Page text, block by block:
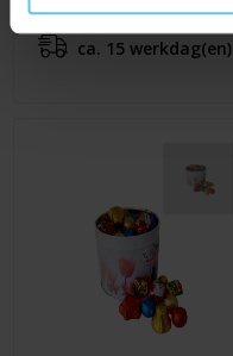
ca. 15 werkdag(en)